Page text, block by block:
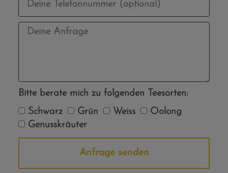
Bitte berate mich zu folgenden Teesorten:
Schwarz
Grün Weiss
Oolong
Genusskräuter
Anfrage senden